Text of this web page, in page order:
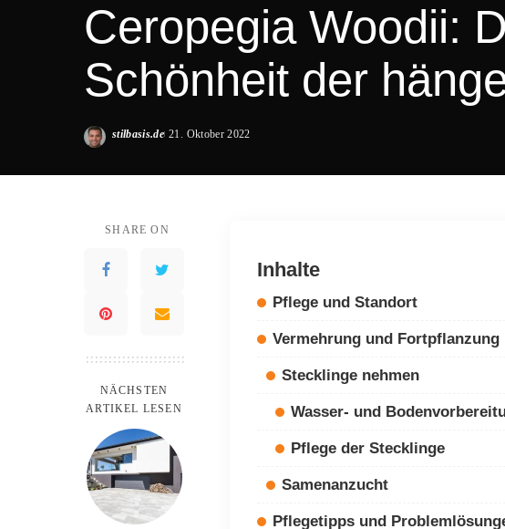
Ceropegia Woodii:
Schönheit der
Posted
stilbasis.de 21. Oktober 2022
SHARE ON
NÄCHSTEN
ARTIKEL LESEN
Inhalte
Pflege und Standort
Vermehrung und Fortpflanzung
Stecklinge nehmen
Wasser- und
Pflege der Stecklinge
Samenanzucht
Pflegetipps und